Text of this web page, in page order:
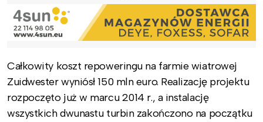
Całkowity koszt repoweringu na farmie wiatrowej
Zuidwester wyniósł 150 mln euro. Realizację projektu
rozpoczęto już w marcu 2014 r., a instalację
wszystkich dwunastu turbin zakończono na początku